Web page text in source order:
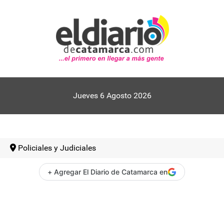
Jueves 6 Agosto 2026
Policiales y Judiciales
+ Agregar El Diario de Catamarca en